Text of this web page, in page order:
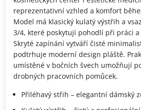
reprezentativní vzhled a komfort
Model má klasický kulatý výstřih a
3/4, které poskytují pohodlí při práci
Skryté zapínání vytváří čisté
podtrhuje moderní design pláště.
umístěné v bočních švech umožňují
drobných pracovních pomůcek.
Přiléhavý střih – elegantní dámský